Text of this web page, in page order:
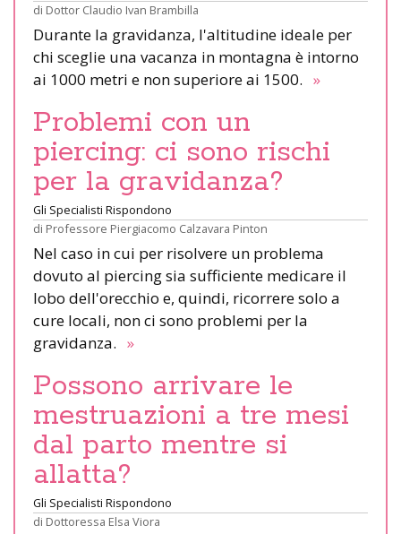
di Dottor Claudio Ivan Brambilla
Durante la gravidanza, l'altitudine ideale per
chi sceglie una vacanza in montagna è intorno
ai 1000 metri e non superiore ai 1500. »
Problemi con un
piercing: ci sono rischi
per la gravidanza?
Gli Specialisti Rispondono
di Professore Piergiacomo Calzavara Pinton
Nel caso in cui per risolvere un problema
dovuto al piercing sia sufficiente medicare il
lobo dell'orecchio e, quindi, ricorrere solo a
cure locali, non ci sono problemi per la
gravidanza. »
Possono arrivare le
mestruazioni a tre mesi
dal parto mentre si
allatta?
Gli Specialisti Rispondono
di Dottoressa Elsa Viora